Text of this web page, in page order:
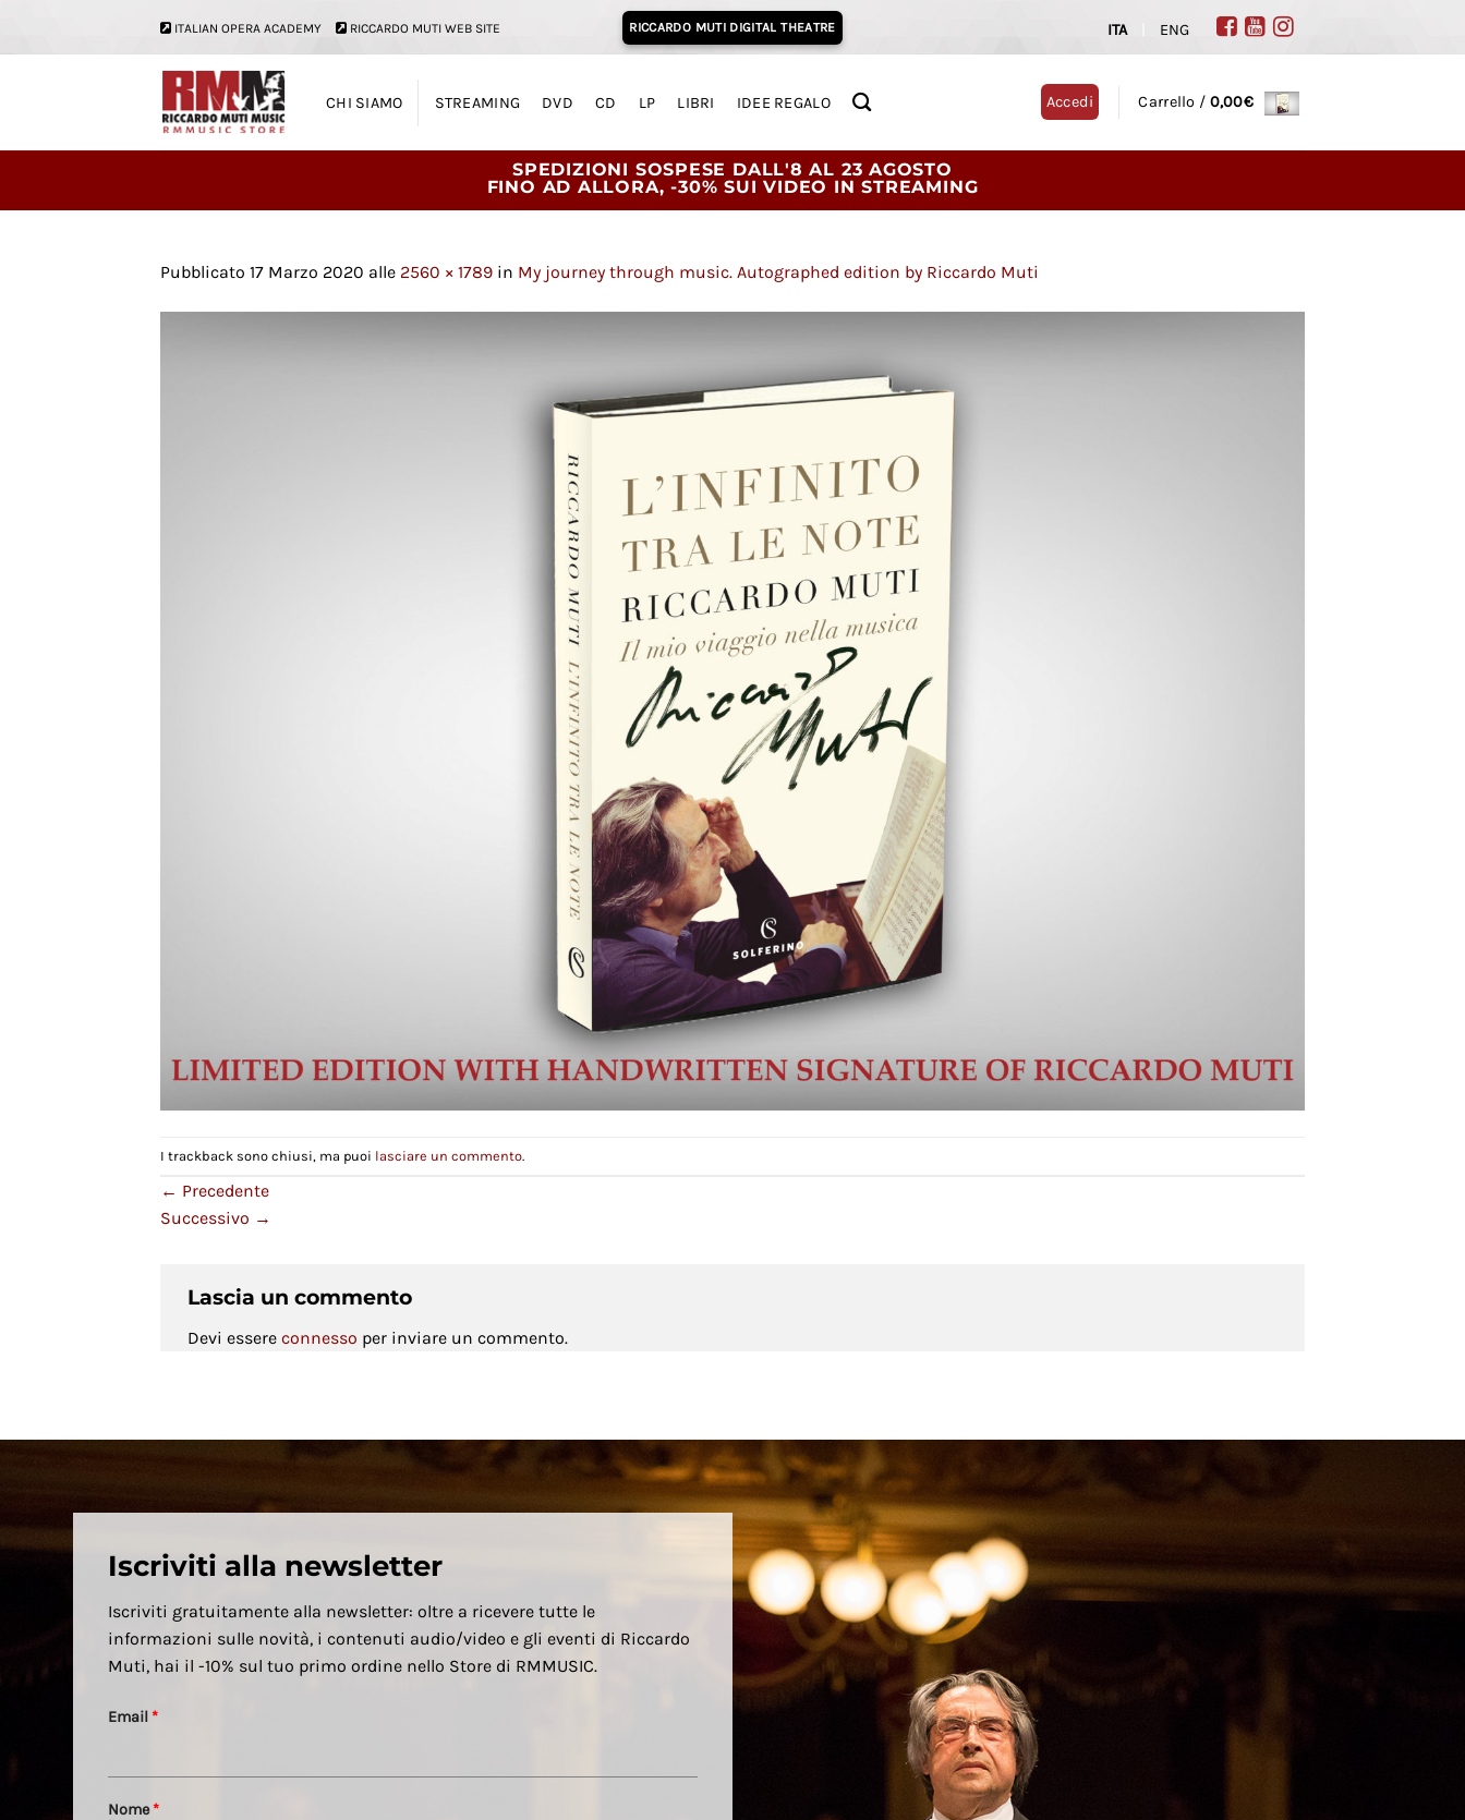
ITALIAN OPERA ACADEMY RICCARDO MUTI WEB SITE RICCARDO MUTI DIGITAL THEATRE ITA ENG
CHI SIAMO STREAMING DVD CD LP LIBRI IDEE REGALO Accedi Carrello / 0,00€
SPEDIZIONI SOSPESE DALL'8 AL 23 AGOSTO
FINO AD ALLORA, -30% SUI VIDEO IN STREAMING
Pubblicato 17 Marzo 2020 alle 2560 × 1789 in My journey through music. Autographed edition by Riccardo Muti
I trackback sono chiusi, ma puoi lasciare un commento.
← Precedente
Successivo →
Lascia un commento
Devi essere connesso per inviare un commento.
Iscriviti alla newsletter
Iscriviti gratuitamente alla newsletter: oltre a ricevere tutte le
informazioni sulle novità, i contenuti audio/video e gli eventi di Riccardo
Muti, hai il -10% sul tuo primo ordine nello Store di RMMUSIC.
Email*
Nome*